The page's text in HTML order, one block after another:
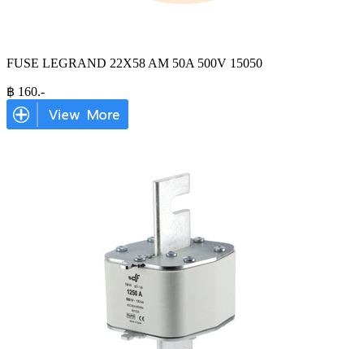
FUSE LEGRAND 22X58 AM 50A 500V 15050
฿ 160.-